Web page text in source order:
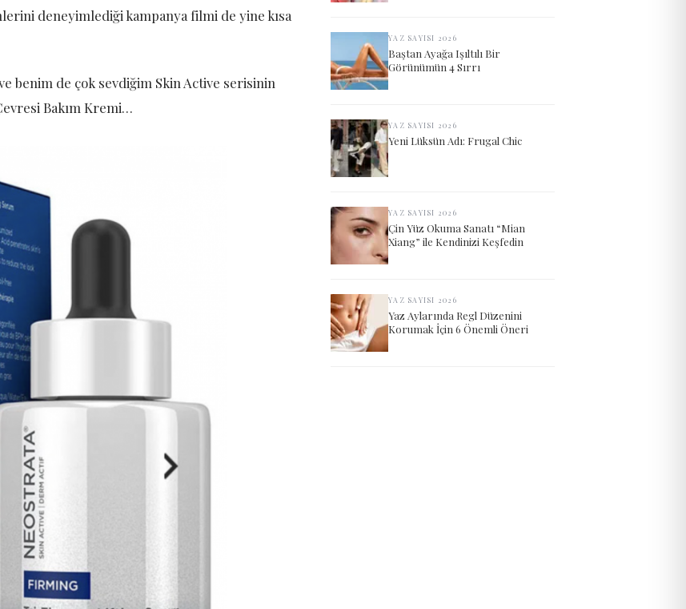
deneyimlediği kampanya filmi de yine kısa
benim de çok sevdiğim Skin Active serisinin
Bakım Kremi…
YAZ SAYISI 2026
Baştan Ayağa Işıltılı Bir
Görünümün 4 Sırrı
YAZ SAYISI 2026
Yeni Lüksün Adı: Frugal Chic
YAZ SAYISI 2026
Çin Yüz Okuma Sanatı “Mian
Xiang” ile Kendinizi Keşfedin
YAZ SAYISI 2026
Yaz Aylarında Regl Düzenini
Korumak İçin 6 Önemli Öneri